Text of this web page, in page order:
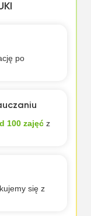
po
100 zajęćz
się z